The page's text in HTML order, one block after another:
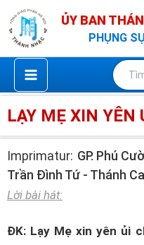
Nhảy
tới
nội
dung
ỦY BAN
PHỤNG
LẠY MẸ XIN YÊN
Imprimatur: GP. Phú
Trần Đình Tứ - Thánh
Lời bài hát:
ĐK: Lạy Mẹ xin yên ủi